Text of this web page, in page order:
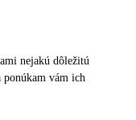
nejakú dôležitú
vám ich